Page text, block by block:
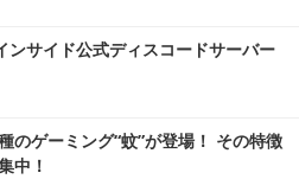
サイド公式ディスコードサーバー
のゲーミング“蚊”が登場！ その特徴
中！